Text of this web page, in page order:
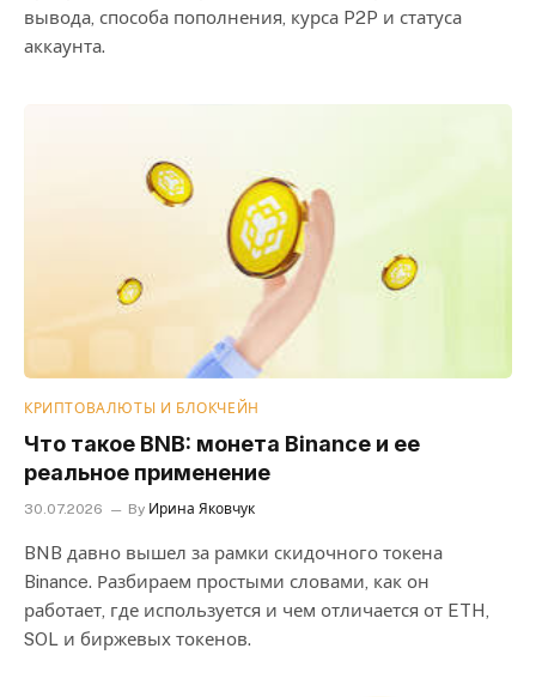
вывода, способа пополнения, курса P2P и статуса
аккаунта.
КРИПТОВАЛЮТЫ И БЛОКЧЕЙН
Что такое BNB: монета Binance и ее
реальное применение
30.07.2026 By Ирина Яковчук
BNB давно вышел за рамки скидочного токена
Binance. Разбираем простыми словами, как он
работает, где используется и чем отличается от ETH,
SOL и биржевых токенов.